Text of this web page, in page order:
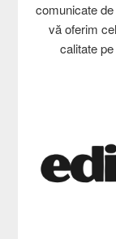
comunicate
vă oferim
calitate